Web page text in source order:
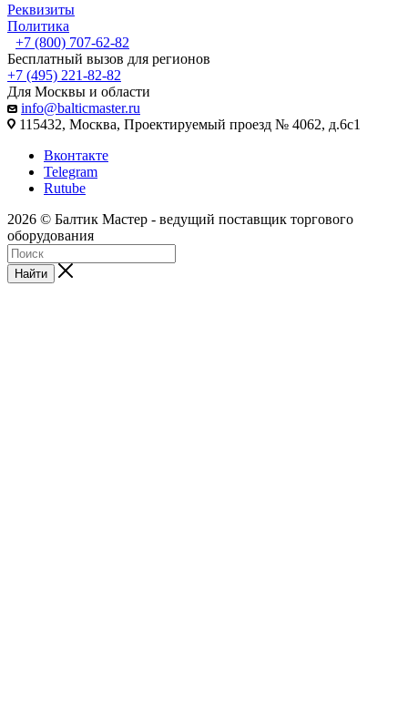
Реквизиты
Политика
+7 (800) 707-62-82
Бесплатный вызов для регионов
+7 (495) 221-82-82
Для Москвы и области
info@balticmaster.ru
115432, Москва, Проектируемый проезд № 4062, д.6с1
Вконтакте
Telegram
Rutube
2026 © Балтик Мастер - ведущий поставщик торгового
оборудования
Найти